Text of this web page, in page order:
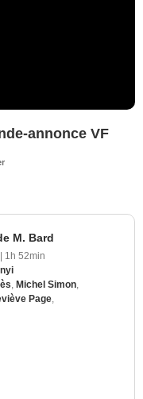
annonce VF
M. Bard
| 1h 52min
Michel Simon
Page